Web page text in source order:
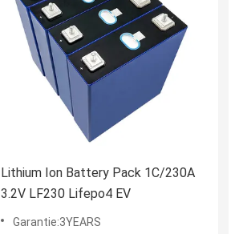
Lithium Ion Battery Pack 1C/230A
3.2V LF230 Lifepo4 EV
Garantie:3YEARS